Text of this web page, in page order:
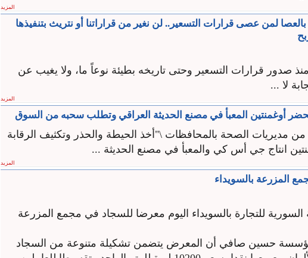
المزيد
بالعصا لمن عصى قرارات التسعير.. لن نغير من قراراتنا أو نتريث بتنفيذها
منذ صدور قرارات التسعير وحتى تاريخه بطيئة نوعاً ما، ولا يغيب عن
لا ...
المزيد
أوغمنتين المعبأ في مصنع الحديثة العراقي وتطلب سحبه من السوق
مديريات الصحة بالمحافظات \"أخذ الحيطة والحذر وتكثيف الرقابة
انتاج جي أس كي والمعبأ في مصنع الحديثة ...
المزيد
المزرعة بالسويداء
للتجارة بالسويداء اليوم معرضا للسجاد في مجمع المزرعة
حسين صافي أن المعرض يتضمن تشكيلة متنوعة من السجاد